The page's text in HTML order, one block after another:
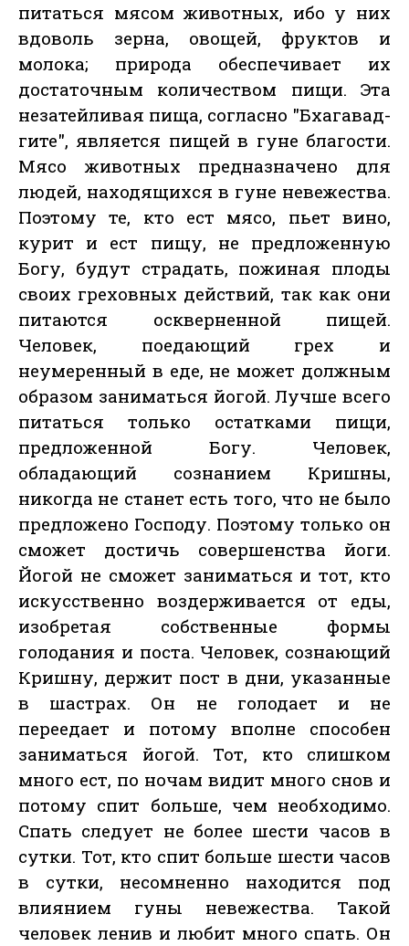
питаться мясом животных, ибо у них
вдоволь зерна, овощей, фруктов и
молока; природа обеспечивает их
достаточным количеством пищи. Эта
незатейливая пища, согласно "Бхагавад-
гите", является пищей в гуне благости.
Мясо животных предназначено для
людей, находящихся в гуне невежества.
Поэтому те, кто ест мясо, пьет вино,
курит и ест пищу, не предложенную
Богу, будут страдать, пожиная плоды
своих греховных действий, так как они
питаются оскверненной пищей.
Человек, поедающий грех и
неумеренный в еде, не может должным
образом заниматься йогой. Лучше всего
питаться только остатками пищи,
предложенной Богу. Человек,
обладающий сознанием Кришны,
никогда не станет есть того, что не было
предложено Господу. Поэтому только он
сможет достичь совершенства йоги.
Йогой не сможет заниматься и тот, кто
искусственно воздерживается от еды,
изобретая собственные формы
голодания и поста. Человек, сознающий
Кришну, держит пост в дни, указанные
в шастрах. Он не голодает и не
переедает и потому вполне способен
заниматься йогой. Тот, кто слишком
много ест, по ночам видит много снов и
потому спит больше, чем необходимо.
Спать следует не более шести часов в
сутки. Тот, кто спит больше шести часов
в сутки, несомненно находится под
влиянием гуны невежества. Такой
человек ленив и любит много спать. Он